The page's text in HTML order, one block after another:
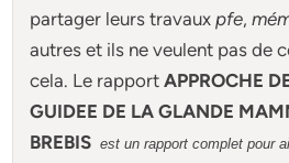
partager leurs travauxpfe,
autres et ils ne veulent pas de
cela. Le rapportAPPROCHE
GUIDEE DE LA GLANDE
BREBIS est un rapport complet pour